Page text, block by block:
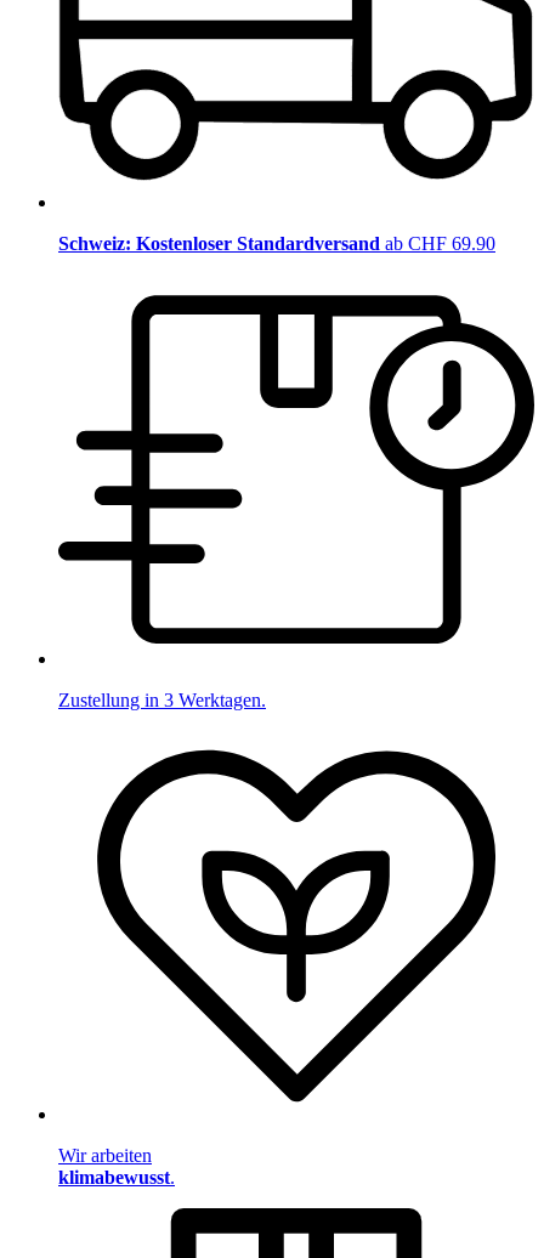
Schweiz: Kostenloser Standardversand ab CHF 69.90
Zustellung in 3 Werktagen.
Wir arbeiten
klimabewusst.